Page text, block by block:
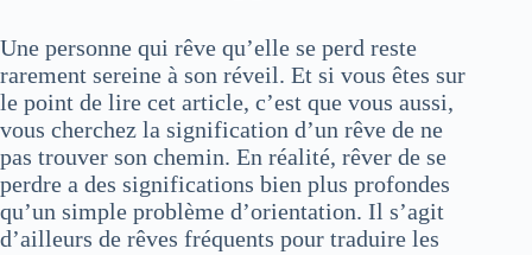
Une personne qui rêve qu’elle se perd reste
rarement sereine à son réveil. Et si vous êtes sur
le point de lire cet article, c’est que vous aussi,
vous cherchez la signification d’un rêve de ne
pas trouver son chemin. En réalité, rêver de se
perdre a des significations bien plus profondes
qu’un simple problème d’orientation. Il s’agit
d’ailleurs de rêves fréquents pour traduire les